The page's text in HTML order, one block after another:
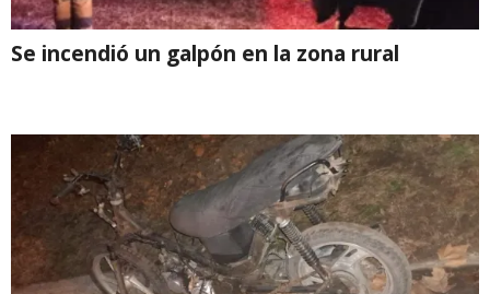
Se incendió un galpón en la zona rural